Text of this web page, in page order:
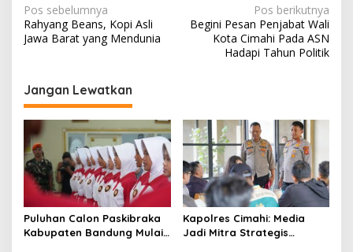
N
a
i
g
a
s
i
p
o
s
Pos sebelumnya
Rahyang Beans, Kopi Asli
Jawa Barat yang Mendunia
Pos berikutnya
Begini Pesan Penjabat Wali
Kota Cimahi Pada ASN
Hadapi Tahun Politik
Jangan Lewatkan
Puluhan Calon Paskibraka
Kabupaten Bandung Mulai
Kapolres Cimahi: Media
Jadi Mitra Strategis